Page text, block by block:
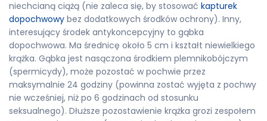
niechcianą ciążą (nie zaleca się, by stosować kapturek
dopochwowy bez dodatkowych środków ochrony). Inny,
interesujący środek antykoncepcyjny to gąbka
dopochwowa. Ma średnicę około 5 cm i kształt niewielkiego
krążka. Gąbka jest nasączona środkiem plemnikobójczym
(spermicydy), może pozostać w pochwie przez
maksymalnie 24 godziny (powinna zostać wyjęta z pochwy
nie wcześniej, niż po 6 godzinach od stosunku
seksualnego). Dłuższe pozostawienie krążka grozi zespołem